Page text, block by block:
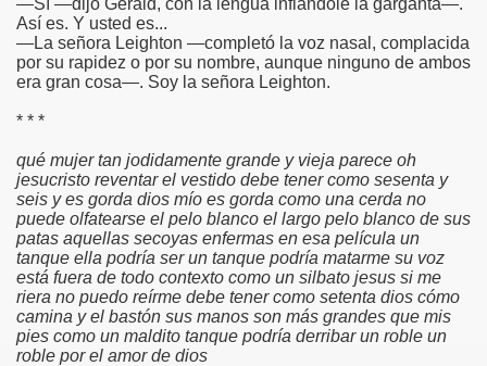
—Sí —dijo Gerald, con la lengua inflándole la garganta—.
Así es. Y usted es...
—La señora Leighton —completó la voz nasal, complacida
por su rapidez o por su nombre, aunque ninguno de ambos
era gran cosa—. Soy la señora Leighton.
* * *
qué mujer tan jodidamente grande y vieja parece oh
jesucristo reventar el vestido debe tener como sesenta y
seis y es gorda dios mío es gorda como una cerda no
puede olfatearse el pelo blanco el largo pelo blanco de sus
patas aquellas secoyas enfermas en esa película un
tanque ella podría ser un tanque podría matarme su voz
está fuera de todo contexto como un silbato jesus si me
riera no puedo reírme debe tener como setenta dios cómo
camina y el bastón sus manos son más grandes que mis
pies como un maldito tanque podría derribar un roble un
roble por el amor de dios